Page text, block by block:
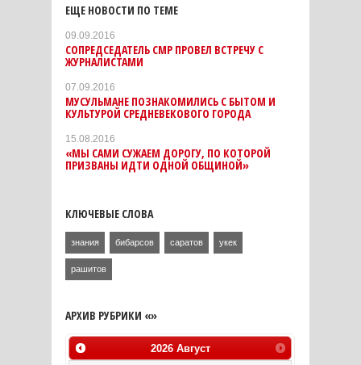
ЕЩЕ НОВОСТИ ПО ТЕМЕ
09.09.2016
СОПРЕДСЕДАТЕЛЬ СМР ПРОВЕЛ ВСТРЕЧУ С
ЖУРНАЛИСТАМИ
07.09.2016
МУСУЛЬМАНЕ ПОЗНАКОМИЛИСЬ С БЫТОМ И
КУЛЬТУРОЙ СРЕДНЕВЕКОВОГО ГОРОДА
15.08.2016
«МЫ САМИ СУЖАЕМ ДОРОГУ, ПО КОТОРОЙ
ПРИЗВАНЫ ИДТИ ОДНОЙ ОБЩИНОЙ»
КЛЮЧЕВЫЕ СЛОВА
знания бибарсов саратов укек
рашитов
АРХИВ РУБРИКИ «»
2026 Август